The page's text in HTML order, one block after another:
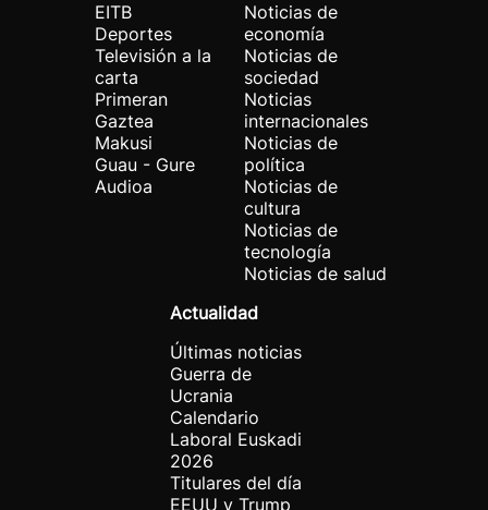
EITB
Deportes
Televisión a la
carta
Primeran
Gaztea
Makusi
Guau - Gure
Audioa
Noticias de
economía
Noticias de
sociedad
Noticias
internacionales
Noticias de
política
Noticias de
cultura
Noticias de
tecnología
Noticias de salud
Actualidad
Últimas noticias
Guerra de
Ucrania
Calendario
Laboral Euskadi
2026
Titulares del día
EEUU y Trump